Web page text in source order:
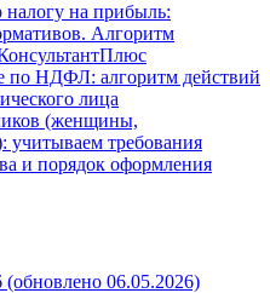
на прибыль:
Алгоритм
по НДФЛ: алгоритм действий
лица
(женщины,
учитываем требования
и порядок оформления
06.05.2026)